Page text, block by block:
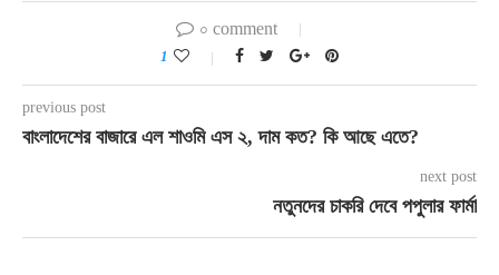
০ comment
1
previous post
বাংলাদেশের বাজারে এল শাওমি এস ২, দাম কত? কি আছে এতে?
next post
নতুনদের চাকরি দেবে পপুলার ফার্মা